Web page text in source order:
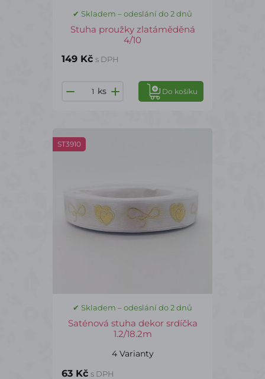
✔ Skladem – odeslání do 2 dnů
Stuha proužky zlatáměděná
4/10
149 Kč s DPH
ks Do košíku
ST3910
✔ Skladem – odeslání do 2 dnů
Saténová stuha dekor srdíčka
1.2/18.2m
4 Varianty
63 Kč s DPH